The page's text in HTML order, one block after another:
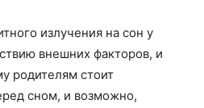
излучения на сон у
внешних факторов, и
родителям стоит
сном, и возможно,